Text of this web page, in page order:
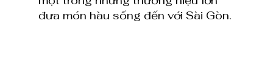
đưa món hàu sống đến với Sài Gòn.